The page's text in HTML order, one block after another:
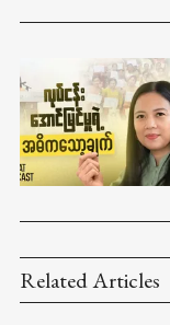
Related Articles